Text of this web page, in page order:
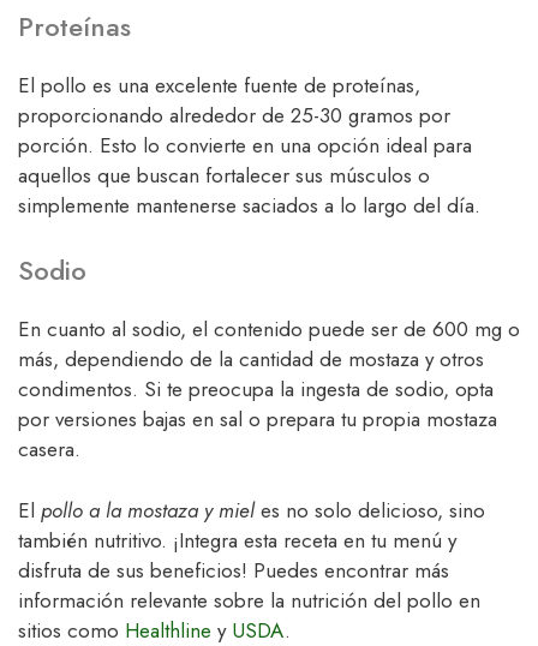
Proteínas
El pollo es una excelente fuente de proteínas,
proporcionando alrededor de 25-30 gramos por
porción. Esto lo convierte en una opción ideal para
aquellos que buscan fortalecer sus músculos o
simplemente mantenerse saciados a lo largo del día.
Sodio
En cuanto al sodio, el contenido puede ser de 600 mg o
más, dependiendo de la cantidad de mostaza y otros
condimentos. Si te preocupa la ingesta de sodio, opta
por versiones bajas en sal o prepara tu propia mostaza
casera.
El pollo a la mostaza y mieles no solo delicioso, sino
también nutritivo. ¡Integra esta receta en tu menú y
disfruta de sus beneficios! Puedes encontrar más
información relevante sobre la nutrición del pollo en
sitios como Healthline y USDA.